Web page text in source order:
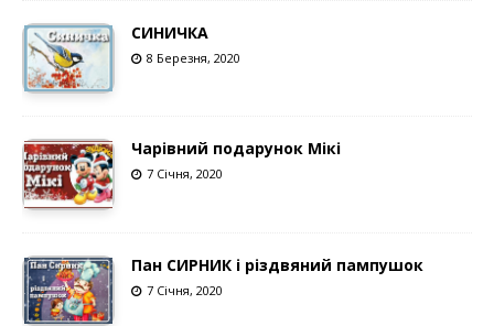
СИНИЧКА
8 Березня, 2020
Чарівний подарунок Мікі
7 Січня, 2020
Пан СИРНИК і різдвяний пампушок
7 Січня, 2020